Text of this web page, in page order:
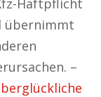
Haftpflicht
übernimmt
–